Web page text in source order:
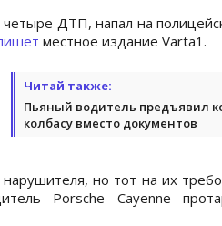
ДТП, напал на
местное издание Varta1.
Читай также:
Пьяный водитель предъявил
колбасу вместо документов
но тот на их
Porsche Cayenne